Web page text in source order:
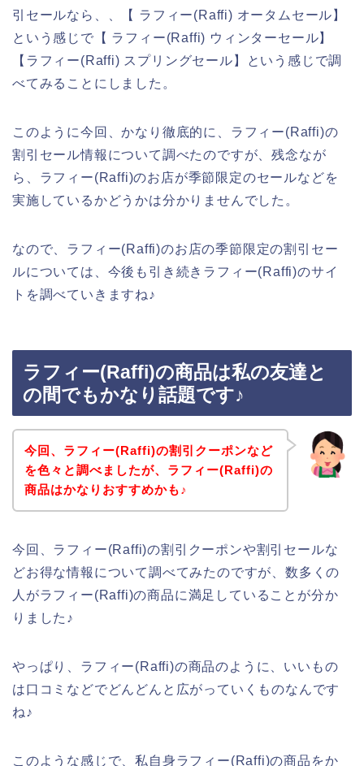
引セールなら、、【 ラフィー(Raffi) オータムセール】
という感じで【 ラフィー(Raffi) ウィンターセール】
【ラフィー(Raffi) スプリングセール】という感じで調
べてみることにしました。
このように今回、かなり徹底的に、ラフィー(Raffi)の
割引セール情報について調べたのですが、残念なが
ら、ラフィー(Raffi)のお店が季節限定のセールなどを
実施しているかどうかは分かりませんでした。
なので、ラフィー(Raffi)のお店の季節限定の割引セー
ルについては、今後も引き続きラフィー(Raffi)のサイ
トを調べていきますね♪
ラフィー(Raffi)の商品は私の友達と
の間でもかなり話題です♪
今回、ラフィー(Raffi)の割引クーポンなど
を色々と調べましたが、ラフィー(Raffi)の
商品はかなりおすすめかも♪
今回、ラフィー(Raffi)の割引クーポンや割引セールな
どお得な情報について調べてみたのですが、数多くの
人がラフィー(Raffi)の商品に満足していることが分か
りました♪
やっぱり、ラフィー(Raffi)の商品のように、いいもの
は口コミなどでどんどんと広がっていくものなんです
ね♪
このような感じで、私自身ラフィー(Raffi)の商品をか